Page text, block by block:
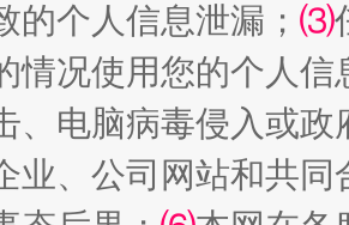
五大"原罪" "炒
的个人信息泄漏； ⑶
情况使用您的个人
、电脑病毒侵入或
业、公司网站和共